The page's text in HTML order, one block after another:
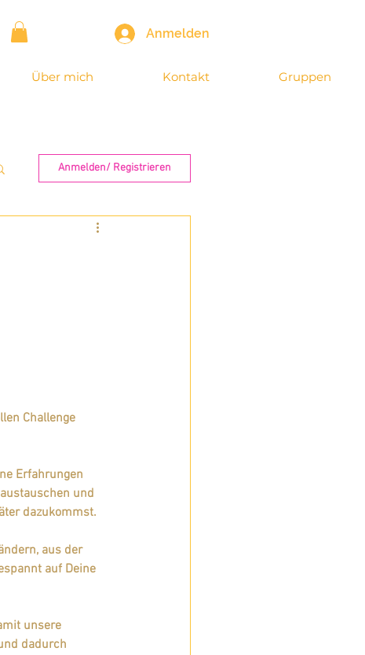
Anmelden
Über mich Kontakt Gruppen
Anmelden/ Registrieren
Challenge
Erfahrungen
und
dazukommst.
aus der
auf Deine
unsere
dadurch